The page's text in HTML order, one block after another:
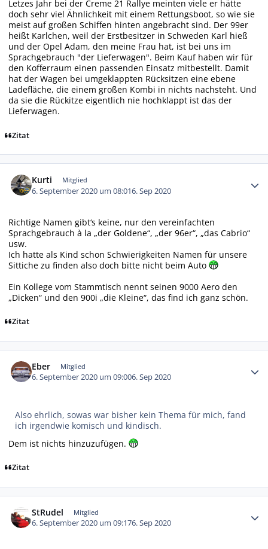
Letzes Jahr bei der Creme 21 Rallye meinten viele er hätte
doch sehr viel Ähnlichkeit mit einem Rettungsboot, so wie sie
meist auf großen Schiffen hinten angebracht sind. Der 99er
heißt Karlchen, weil der Erstbesitzer in Schweden Karl hieß
und der Opel Adam, den meine Frau hat, ist bei uns im
Sprachgebrauch "der Lieferwagen". Beim Kauf haben wir für
den Kofferraum einen passenden Einsatz mitbestellt. Damit
hat der Wagen bei umgeklappten Rücksitzen eine ebene
Ladefläche, die einem großen Kombi in nichts nachsteht. Und
da sie die Rückitze eigentlich nie hochklappt ist das der
Lieferwagen.
Zitat
Kurti Mitglied
6. September 2020 um 08:016. Sep 2020
Richtige Namen gibt‘s keine, nur den vereinfachten
Sprachgebrauch à la „der Goldene“, „der 96er“, „das Cabrio“
usw.
Ich hatte als Kind schon Schwierigkeiten Namen für unsere
Sittiche zu finden also doch bitte nicht beim Auto
Ein Kollege vom Stammtisch nennt seinen 9000 Aero den
„Dicken“ und den 900i „die Kleine“, das find ich ganz schön.
Zitat
Eber Mitglied
6. September 2020 um 09:006. Sep 2020
Also ehrlich, sowas war bisher kein Thema für mich, fand
ich irgendwie komisch und kindisch.
Dem ist nichts hinzuzufügen.
Zitat
StRudel Mitglied
6. September 2020 um 09:176. Sep 2020